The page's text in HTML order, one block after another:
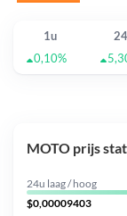
1u
0,10%
MOTO prijs
24u laag / hoog
$0,00009403